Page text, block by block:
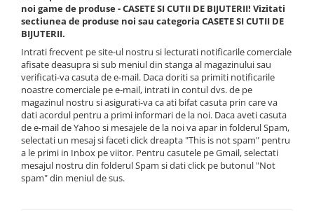
noi game de produse - CASETE SI CUTII DE BIJUTERII! Vizitati
sectiunea de produse noi sau categoria CASETE SI CUTII DE
BIJUTERII.
Intrati frecvent pe site-ul nostru si lecturati notificarile comerciale
afisate deasupra si sub meniul din stanga al magazinului sau
verificati-va casuta de e-mail. Daca doriti sa primiti notificarile
noastre comerciale pe e-mail, intrati in contul dvs. de pe
magazinul nostru si asigurati-va ca ati bifat casuta prin care va
dati acordul pentru a primi informari de la noi. Daca aveti casuta
de e-mail de Yahoo si mesajele de la noi va apar in folderul Spam,
selectati un mesaj si faceti click dreapta "This is not spam" pentru
a le primi in Inbox pe viitor. Pentru casutele pe Gmail, selectati
mesajul nostru din folderul Spam si dati click pe butonul "Not
spam" din meniul de sus.